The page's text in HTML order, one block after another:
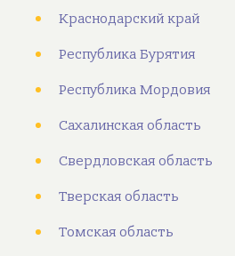
Краснодарский край
Республика Бурятия
Республика Мордовия
Сахалинская область
Свердловская область
Тверская область
Томская область